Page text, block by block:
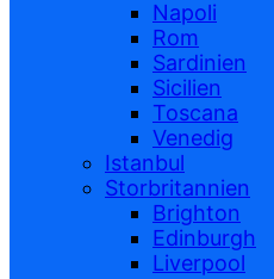
Napoli
Rom
Sardinien
Sicilien
Toscana
Venedig
Istanbul
Storbritannien
Brighton
Edinburgh
Liverpool